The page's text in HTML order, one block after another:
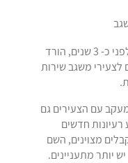
מאז שהתחלנו לעבוד עם חברת אי דיסייד לפני כ- 3 שנים, הורד
לצעירי משגב שירות
עם הצעירים גם
רעיונות חדשים
מצוינים, השם
יותר מתעניינים.